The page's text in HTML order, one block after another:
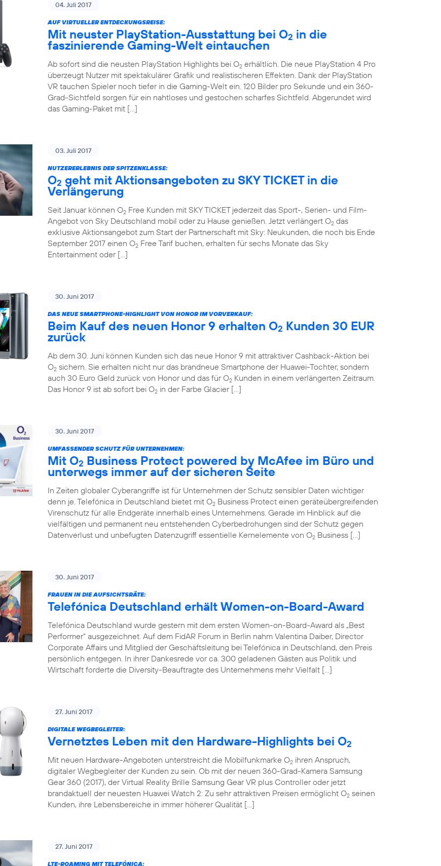
04. Juli 2017
AUF VIRTUELLER ENTDECKUNGSREISE:
Mit neuster PlayStation-Ausstattung bei O2 in die
faszinierende Gaming-Welt eintauchen
Ab sofort sind die neusten PlayStation Highlights bei O2 erhältlich. Die neue PlayStation 4 Pro
überzeugt Nutzer mit spektakulärer Grafik und realistischeren Effekten. Dank der PlayStation
VR tauchen Spieler noch tiefer in die Gaming-Welt ein. 120 Bilder pro Sekunde und ein 360-
Grad-Sichtfeld sorgen für ein nahtloses und gestochen scharfes Sichtfeld. Abgerundet wird
das Gaming-Paket mit […]
03. Juli 2017
NUTZERERLEBNIS DER SPITZENKLASSE:
O2 geht mit Aktionsangeboten zu SKY TICKET in die
Verlängerung
Seit Januar können O2 Free Kunden mit SKY TICKET jederzeit das Sport-, Serien- und Film-
Angebot von Sky Deutschland mobil oder zu Hause genießen. Jetzt verlängert O2 das
exklusive Aktionsangebot zum Start der Partnerschaft mit Sky: Neukunden, die noch bis Ende
September 2017 einen O2 Free Tarif buchen, erhalten für sechs Monate das Sky
Entertainment oder […]
30. Juni 2017
DAS NEUE SMARTPHONE-HIGHLIGHT VON HONOR IM VORVERKAUF:
Beim Kauf des neuen Honor 9 erhalten O2 Kunden 30 EUR
zurück
Ab dem 30. Juni können Kunden sich das neue Honor 9 mit attraktiver Cashback-Aktion bei
O2 sichern. Sie erhalten nicht nur das brandneue Smartphone der Huawei-Tochter, sondern
auch 30 Euro Geld zurück von Honor und das für O2 Kunden in einem verlängerten Zeitraum.
Das Honor 9 ist ab sofort bei O2 in der Farbe Glacier […]
30. Juni 2017
UMFASSENDER SCHUTZ FÜR UNTERNEHMEN:
Mit O2 Business Protect powered by McAfee im Büro und
unterwegs immer auf der sicheren Seite
In Zeiten globaler Cyberangriffe ist für Unternehmen der Schutz sensibler Daten wichtiger
denn je. Telefónica in Deutschland bietet mit O2 Business Protect einen geräteübergreifenden
Virenschutz für alle Endgeräte innerhalb eines Unternehmens. Gerade im Hinblick auf die
vielfältigen und permanent neu entstehenden Cyberbedrohungen sind der Schutz gegen
Datenverlust und unbefugten Datenzugriff essentielle Kernelemente von O2 Business […]
30. Juni 2017
FRAUEN IN DIE AUFSICHTSRÄTE:
Telefónica Deutschland erhält Women-on-Board-Award
Telefónica Deutschland wurde gestern mit dem ersten Women-on-Board-Award als „Best
Performer“ ausgezeichnet. Auf dem FidAR Forum in Berlin nahm Valentina Daiber, Director
Corporate Affairs und Mitglied der Geschäftsleitung bei Telefónica in Deutschland, den Preis
persönlich entgegen. In ihrer Dankesrede vor ca. 300 geladenen Gästen aus Politik und
Wirtschaft forderte die Diversity-Beauftragte des Unternehmens mehr Vielfalt […]
27. Juni 2017
DIGITALE WEGBEGLEITER:
Vernetztes Leben mit den Hardware-Highlights bei O2
Mit neuen Hardware-Angeboten unterstreicht die Mobilfunkmarke O2 ihren Anspruch,
digitaler Wegbegleiter der Kunden zu sein. Ob mit der neuen 360-Grad-Kamera Samsung
Gear 360 (2017), der Virtual Reality Brille Samsung Gear VR plus Controller oder jetzt
brandaktuell der neuesten Huawei Watch 2: Zu sehr attraktiven Preisen ermöglicht O2 seinen
Kunden, ihre Lebensbereiche in immer höherer Qualität […]
27. Juni 2017
LTE-ROAMING MIT TELEFÓNICA: